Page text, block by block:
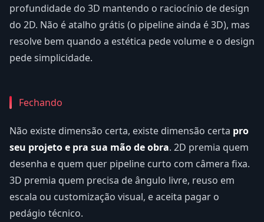
profundidade do 3D mantendo o raciocínio de design
do 2D. Não é atalho grátis (o pipeline ainda é 3D), mas
resolve bem quando a estética pede volume e o design
pede simplicidade.
Fechando
Não existe dimensão certa, existe dimensão certa pro
seu projeto e pra sua mão de obra. 2D premia quem
desenha e quem quer pipeline curto com câmera fixa.
3D premia quem precisa de ângulo livre, reuso em
escala ou customização visual, e aceita pagar o
pedágio técnico.